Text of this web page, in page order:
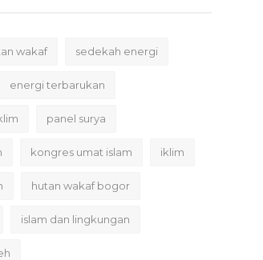
wakaf sedekah energi
energi terbarukan
panel surya
kongres umat islam iklim
hutan wakaf bogor
islam dan lingkungan